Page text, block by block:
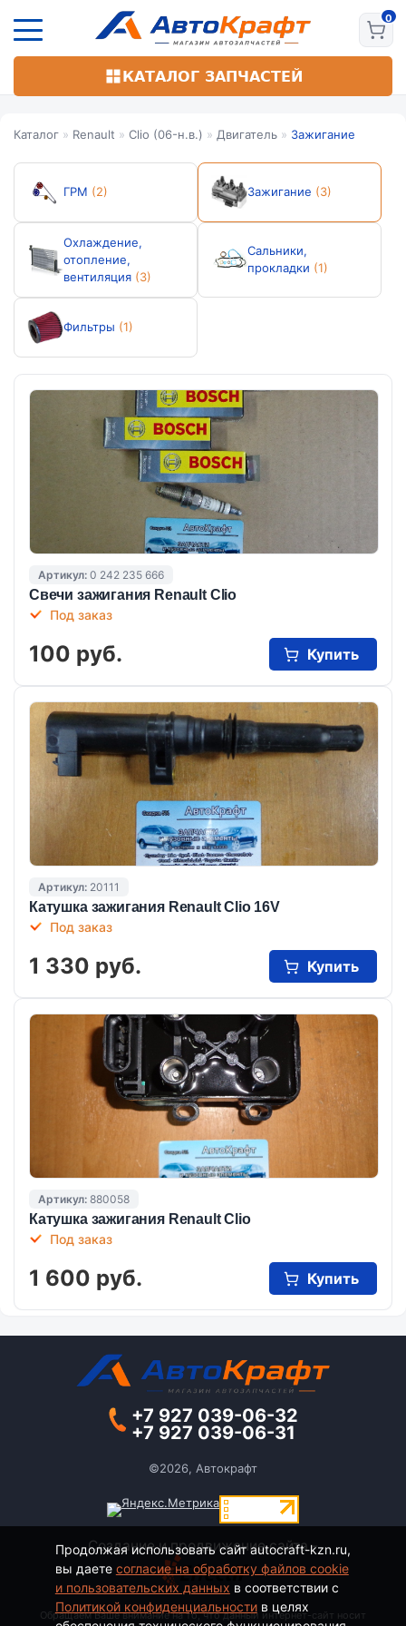
основному
КАТАЛОГ ЗАПЧАСТЕЙ
Каталог » Renault » Clio (06-н.в.) » Двигатель » Зажигание
ГРМ (2) Зажигание (3)
Охлаждение,
отопление,
вентиляция (3)
Сальники,
прокладки (1)
Фильтры (1)
Артикул: 0 242 235 666
Свечи зажигания Renault Clio
Под заказ
100 руб. Купить
Артикул: 20111
Катушка зажигания Renault Clio 16V
Под заказ
1 330 руб. Купить
Артикул: 880058
Катушка зажигания Renault Clio
Под заказ
1 600 руб. Купить
+7 927 039-06-32
+7 927 039-06-31
©2026, Автокрафт
Создание и продвижение сайта -
Обращаем Ваше внимание на то, что данный интернет-сайт носит
Продолжая использовать сайт autocraft-kzn.ru,
вы даете согласие на обработку файлов cookie
и пользовательских данных в соответствии с
Политикой конфиденциальностив целях